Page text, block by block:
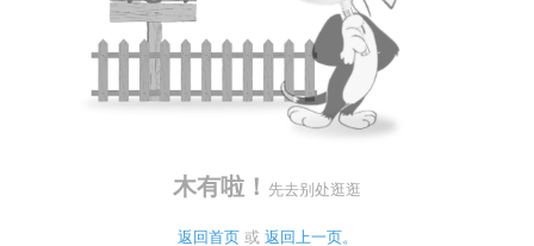
木有啦！ 先去别处逛逛
返回首页 或 返回上一页。